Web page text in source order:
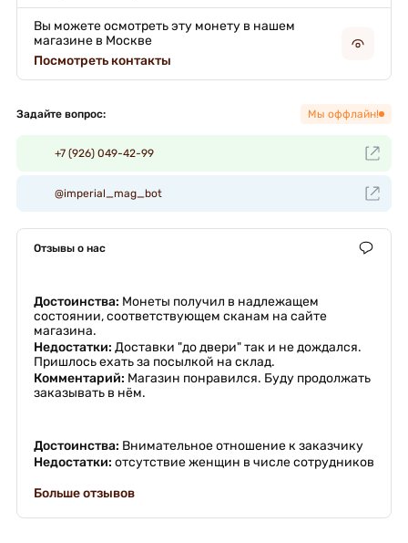
Вы можете осмотреть эту монету в нашем
магазине в Москве
Посмотреть контакты
Задайте вопрос: Мы оффлайн!
+7 (926) 049-42-99
@imperial_mag_bot
Отзывы о нас
Достоинства: Монеты получил в надлежащем
состоянии, соответствующем сканам на сайте
магазина.
Недостатки: Доставки "до двери" так и не дождался.
Пришлось ехать за посылкой на склад.
Комментарий: Магазин понравился. Буду продолжать
заказывать в нём.
Достоинства: Внимательное отношение к заказчику
Недостатки: отсутствие женщин в числе сотрудников
Больше отзывов